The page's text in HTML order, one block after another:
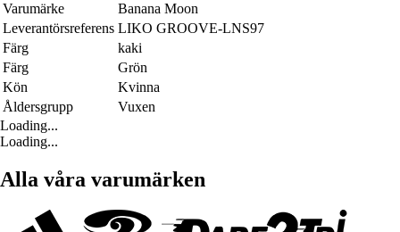
Varumärke
Banana Moon
Leverantörsreferens LIKO GROOVE-LNS97
Färg
kaki
Färg
Grön
Kön
Kvinna
Åldersgrupp
Vuxen
Loading...
Loading...
Alla våra varumärken